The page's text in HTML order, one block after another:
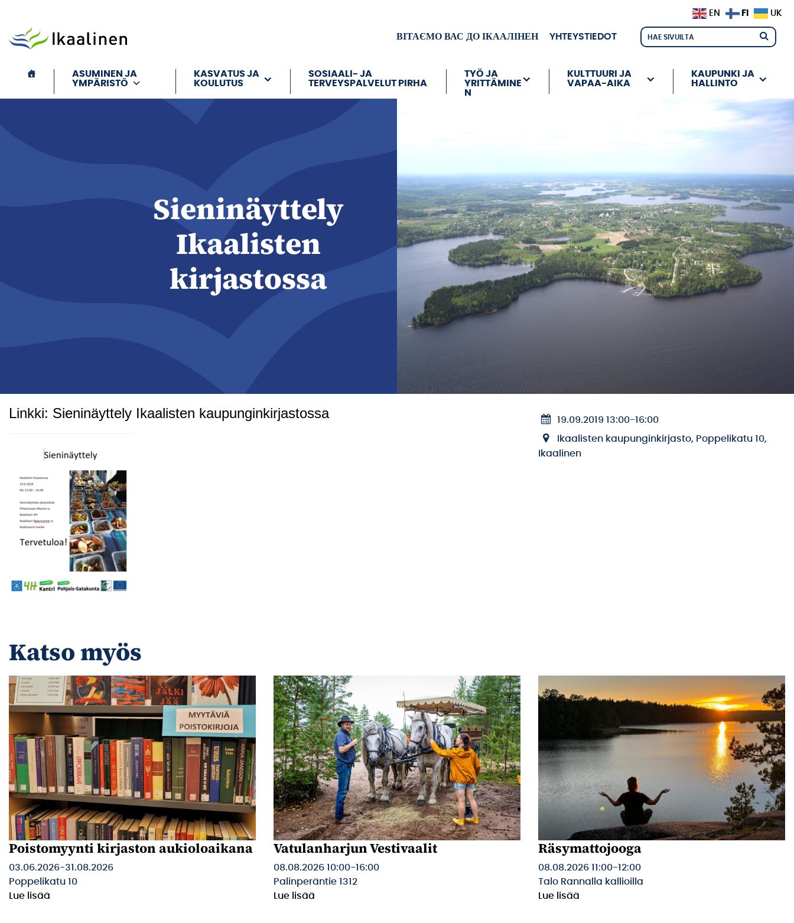
ВІТАЄМО ВАС ДО ІКААЛІНЕН YHTEYSTIEDOT
ASUMINEN JA
YMPÄRISTÖ
KASVATUS JA
KOULUTUS
SOSIAALI- JA
TERVEYSPALVELUT PIRHA
TYÖ JA
YRITTÄMINE
N
KULTTUURI JA
VAPAA-AIKA
KAUPUNKI JA
HALLINTO
Sieninäyttely
Ikaalisten
kirjastossa
Linkki: Sieninäyttely Ikaalisten kaupunginkirjastossa 19.09.2019 13:00-16:00
Ikaalisten kaupunginkirjasto, Poppelikatu 10,
Ikaalinen
Katso myös
Poistomyynti kirjaston aukioloaikana
03.06.2026-31.08.2026
Poppelikatu 10
Lue lisää
Vatulanharjun Vestivaalit
08.08.2026 10:00-16:00
Palinperäntie 1312
Lue lisää
Räsymattojooga
08.08.2026 11:00-12:00
Talo Rannalla kallioilla
Lue lisää
EN FI UK